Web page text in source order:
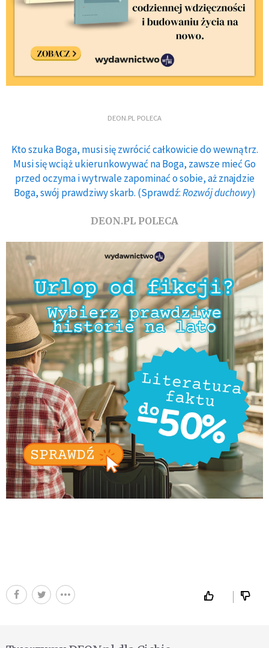
DEON.PL POLECA
Kto szuka Boga, musi się zwrócić całkowicie do wewnątrz.
Musi się wciąż ukierunkowywać na Boga, zawsze mieć Go
przed oczyma i wytrwale zapominać o sobie, aż znajdzie
Boga, swój prawdziwy skarb. (Sprawdź:Rozwój duchowy)
DEON.PL POLECA